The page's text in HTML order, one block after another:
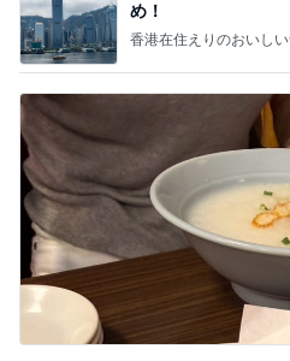
め！
香港在住えりのおいし